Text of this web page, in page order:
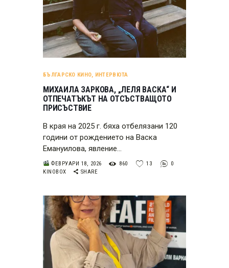
БЪЛГАРСКО КИНО, ИНТЕРВЮТА
МИХАИЛА ЗАРКОВА, „ЛЕЛЯ ВАСКА“ И
ОТПЕЧАТЪКЪТ НА ОТСЪСТВАЩОТО
ПРИСЪСТВИЕ
В края на 2025 г. бяха отбелязани 120
години от рождението на Васка
Емануилова, явление…
ФЕВРУАРИ 18, 2026 860 13
0
KINOBOX
SHARE